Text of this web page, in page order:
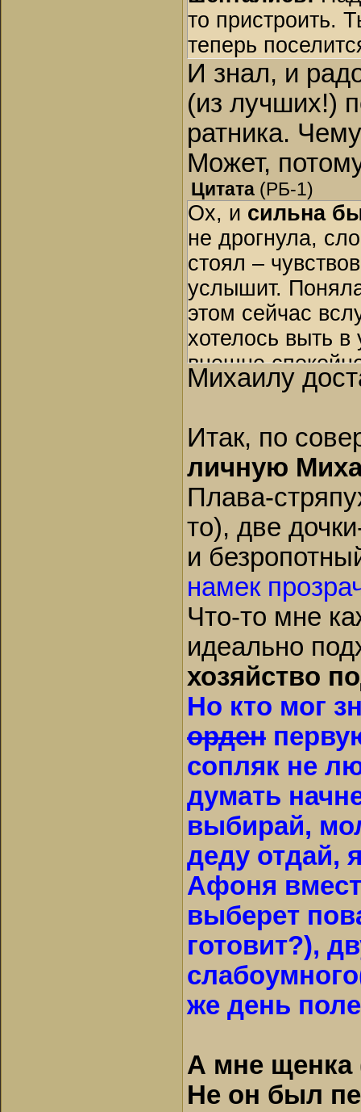
то пристроить.
теперь
И знал, и
(из лучших!)
ратника.
Может,
Цитата (РБ-1)
Ох, и сильна
не дрогнула,
стоял –
услышит.
этом сейчас
хотелось выть
внешне
обыденном:
к ней под
рожу ему
А по закону,
поднявшими
Она у меня
А Рада с тех
отроков
– Михайла и
случилось. Да
пришиб того
них я зла не
мог он иначе.
Михаилу
Итак, по
личную
Плава-
то), две
и
намек
Что-то мне
идеально
хозяйство
Но кто мог
орден
сопляк не
думать
выбирай,
деду отдай,
Афоня
выберет
готовит?),
же день
А мне
Не он был